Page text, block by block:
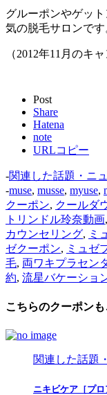
グルーポンやゲッ
気の脱毛サロンです
（2012年11月のキ
Post
Share
Hatena
note
URLコピー
-関連した話題・ニ
-muse, musse, myuse,
クーポン, クールダ
トリンドル玲奈動画,
カウンセリング, ミ
ゼクーポン, ミュゼ
毛, 両ワキプラセン
約, 流星バケーショ
こちらのクーポン
関連した話題
ニキビケア［プ